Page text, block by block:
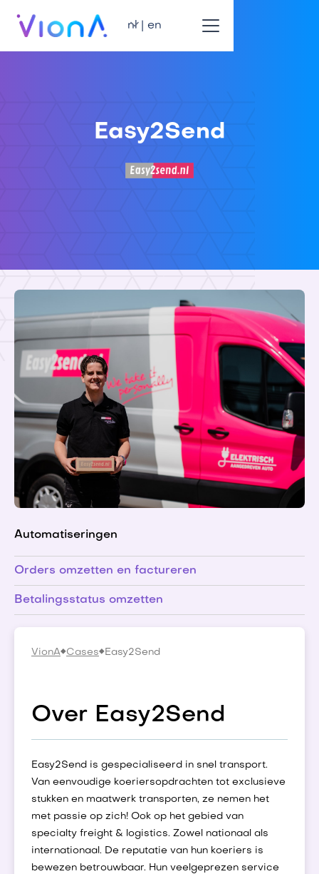
nl | en
Easy2Send
Automatiseringen
Orders omzetten en factureren
Betalingsstatus omzetten
VionA Cases Easy2Send
Over Easy2Send
Easy2Send is gespecialiseerd in snel transport.
Van eenvoudige koeriersopdrachten tot exclusieve
stukken en maatwerk transporten, ze nemen het
met passie op zich! Ook op het gebied van
specialty freight & logistics. Zowel nationaal als
internationaal. De reputatie van hun koeriers is
bewezen betrouwbaar. Hun veelgeprezen service